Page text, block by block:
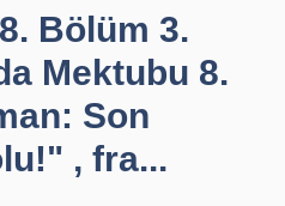
Bölüm 3.
Mektubu 8.
Son
, fra...